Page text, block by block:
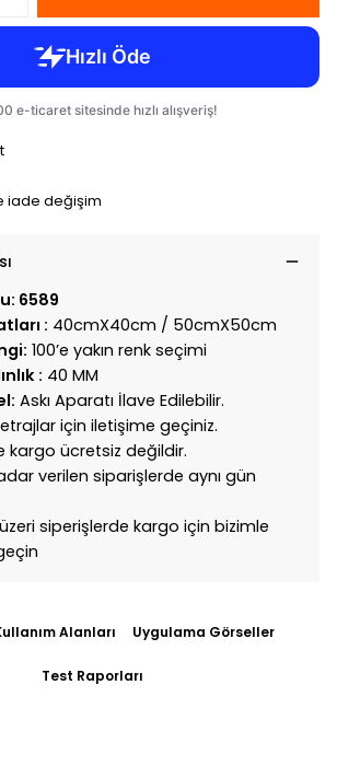
iade değişim
6589
: 40cmX40cm / 50cmX50cm
100’e yakın renk seçimi
: 40 MM
Askı Aparatı İlave Edilebilir.
için iletişime geçiniz.
kargo ücretsiz değildir.
verilen siparişlerde aynı gün
siperişlerde kargo için bizimle
Alanları Uygulama Görseller
Test Raporları